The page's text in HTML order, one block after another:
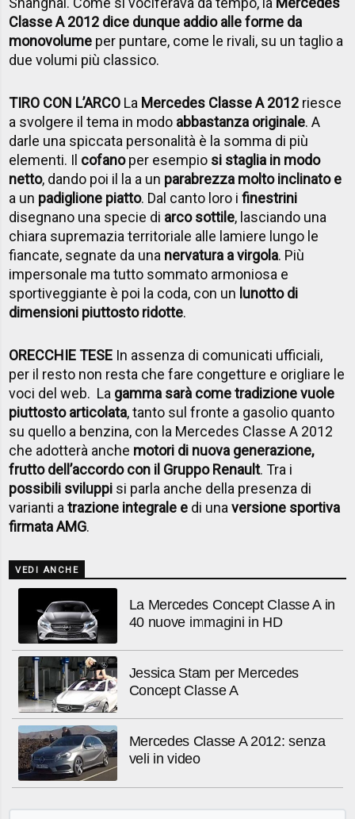
Classe A 2012 dice dunque addio alle forme da
monovolume per puntare, come le rivali, su un taglio a
due volumi più classico.
TIRO CON L’ARCO La Mercedes Classe A 2012 riesce
a svolgere il tema in modo abbastanza originale. A
darle una spiccata personalità è la somma di più
elementi. Il cofanoper esempio si staglia in modo
netto, dando poi il la a un parabrezza molto inclinato e
a un padiglione piatto. Dal canto loro ifinestrini
disegnano una specie di arco sottile, lasciando una
chiara supremazia territoriale alle lamiere lungo le
fiancate, segnate da una nervatura a virgola. Più
impersonale ma tutto sommato armoniosa e
sportiveggiante è poi la coda, con un lunotto di
dimensioni piuttosto ridotte.
ORECCHIE TESE In assenza di comunicati ufficiali,
per il resto non resta che fare congetture e origliare le
voci del web. La gamma sarà come tradizione vuole
piuttosto articolata, tanto sul fronte a gasolio quanto
su quello a benzina, con la Mercedes Classe A 2012
che adotterà anche motori di nuova generazione,
frutto dell’accordo con il Gruppo Renault. Tra i
possibili sviluppi si parla anche della presenza di
varianti atrazione integrale e di unaversione sportiva
firmata AMG.
VEDI ANCHE
La Mercedes Concept Classe A in
40 nuove immagini in HD
Jessica Stam per Mercedes
Concept Classe A
Mercedes Classe A 2012: senza
veli in video